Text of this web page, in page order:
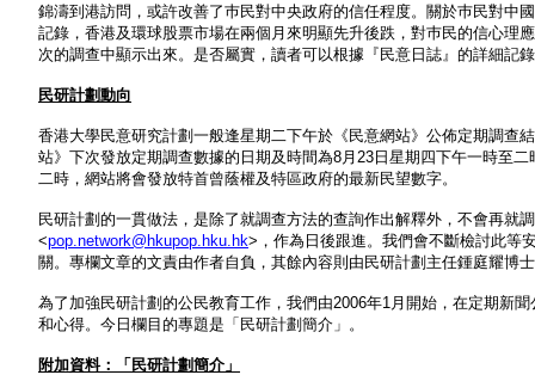
錦濤到港訪問，或許改善了巿民對中央政府的信任程度。關於巿民對中
記錄，香港及環球股票市場在兩個月來明顯先升後跌，對巿民的信心理
次的調查中顯示出來。是否屬實，讀者可以根據『民意日誌』的詳細記
民研計劃動向
香港大學民意研究計劃一般逢星期二下午於《民意網站》公佈定期調查
站》下次發放定期調查數據的日期及時間為8月23日星期四下午一時至
二時，網站將會發放特首曾蔭權及特區政府的最新民望數字。
民研計劃的一貫做法，是除了就調查方法的查詢作出解釋外，不會再
<pop.network@hkupop.hku.hk>，作為日後跟進。我們會不斷檢討此等
關。專欄文章的文責由作者自負，其餘內容則由民研計劃主任鍾庭耀博
為了加強民研計劃的公民教育工作，我們由2006年1月開始，在定期新
和心得。今日欄目的專題是「民研計劃簡介」。
附加資料：「民研計劃簡介」